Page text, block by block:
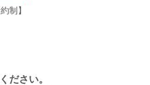
制】
ださい。